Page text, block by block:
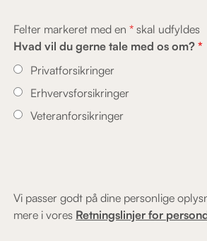
Felter markeret med en* skal udfyldes
Hvad vil du gerne tale med os om?*
Privatforsikringer
Erhvervsforsikringer
Veteranforsikringer
Vi passer godt på dine personlige
mere i vores Retningslinjer for